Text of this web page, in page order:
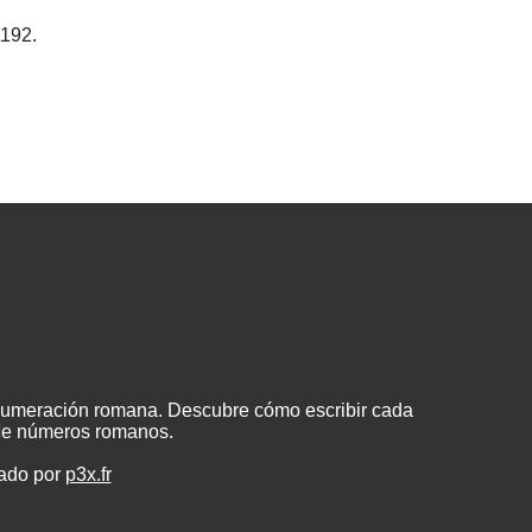
romana. Descubre cómo escribir cada
números romanos.
por p3x.fr